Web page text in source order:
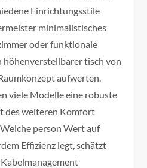
Einrichtungsstile
minimalistisches
oder funktionale
höhenverstellbarer tisch von
aufwerten.
viele Modelle eine robuste
des weiteren Komfort
person Wert auf
Effizienz legt, schätzt